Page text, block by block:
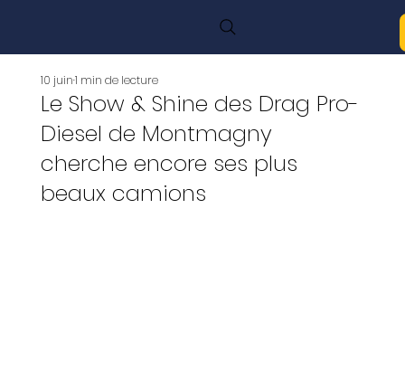
Le Show & Shine des Drag Pro-
Diesel de Montmagny
cherche encore ses plus
beaux camions
10 juin1 min de lecture